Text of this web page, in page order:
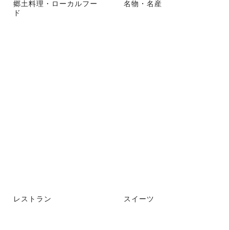
郷土料理・ローカルフー
ド
名物・名産
レストラン スイーツ